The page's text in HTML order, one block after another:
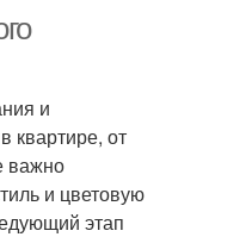
и
квартире, от
важно
и цветовую
этап